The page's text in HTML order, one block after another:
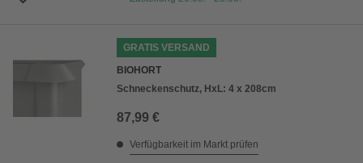
GRATIS VERSAND
BIOHORT
Schneckenschutz, HxL: 4 x 208cm
87,99 €
Verfügbarkeit im Markt prüfen